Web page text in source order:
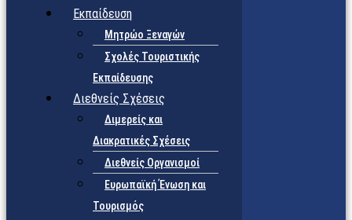
Εκπαίδευση
Μητρώο Ξεναγών
Σχολές Τουριστικής
Εκπαίδευσης
Διεθνείς Σχέσεις
Διμερείς και
Διακρατικές Σχέσεις
Διεθνείς Οργανισμοί
Ευρωπαϊκή Ένωση και
Τουρισμός